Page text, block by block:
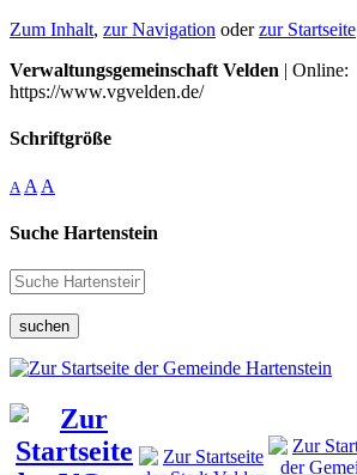
Zum Inhalt, zur Navigation oderzur Startseite
Verwaltungsgemeinschaft Velden | Online:
https://www.vgvelden.de/
Schriftgröße
A A A
Suche Hartenstein
suchen